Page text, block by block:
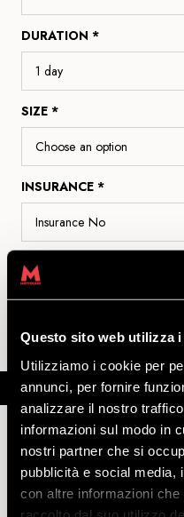
Questo sito web utilizza
Utilizziamo i cookie per
annunci, per fornire
analizzare il nostro
informazioni sul modo in
nostri partner che si
pubblicità e social media,
con altre informazioni
DURATION *
SIZE *
INSURANCE *
QUANTITY
Description Further
ALL INCLUSIVE
DH PROPAIN